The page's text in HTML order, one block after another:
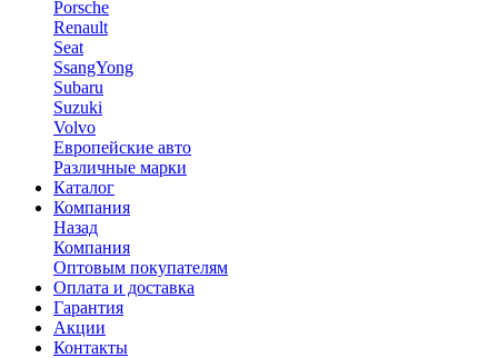
Porsche
Renault
Seat
SsangYong
Subaru
Suzuki
Volvo
Европейские авто
Различные марки
Каталог
Компания
Назад
Компания
Оптовым покупателям
Оплата и доставка
Гарантия
Акции
Контакты